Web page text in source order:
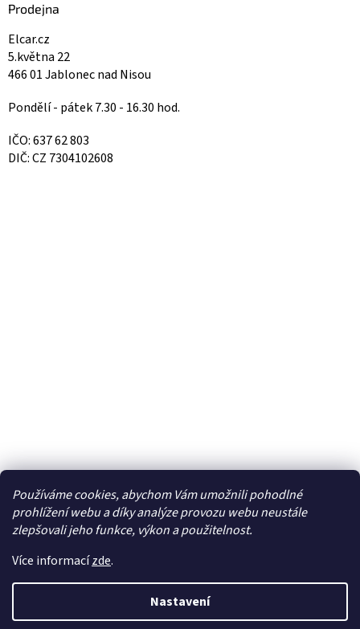
Používáme cookies, abychom Vám umožnili pohodlné
prohlížení webu a díky analýze provozu webu neustále
zlepšovali jeho funkce, výkon a použitelnost.
Více informacízde.
Nastavení
Prodejna
Elcar.cz
5.května 22
466 01 Jablonec nad Nisou
Pondělí - pátek 7.30 - 16.30 hod.
IČO: 637 62 803
DIČ: CZ 7304102608
Facebook
Vytvořil Shoptet
Copyright 2026Elcar - elektrospecialista - RC modely,